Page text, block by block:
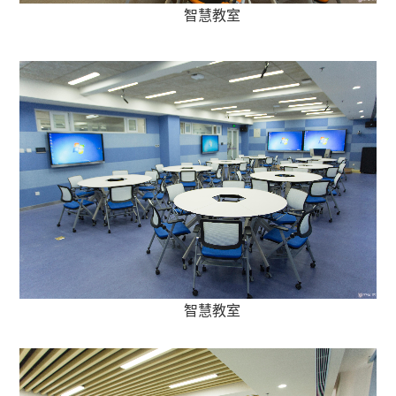
智慧教室
智慧教室